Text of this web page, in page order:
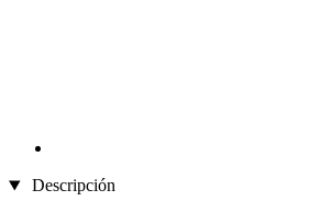
Descripción